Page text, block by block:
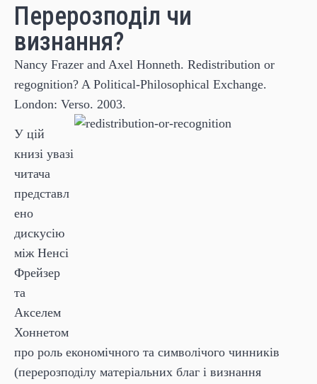
Перерозподіл чи
визнання?
Nancy Frazer and Axel Honneth. Redistribution or
regognition? A Political-Philosophical Exchange.
London: Verso. 2003.
У цій
книзі увазі
читача
представл
ено
дискусію
між Ненсі
Фрейзер
та
Акселем
Хоннетом
про роль економічного та символічого чинників
(перерозподілy матеріальних благ і визнання